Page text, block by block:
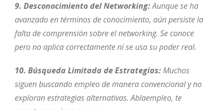
9. Desconocimiento del Networking:Aunque se ha
avanzado en términos de conocimiento, aún persiste la
falta de comprensión sobre el networking. Se conoce
pero no aplica correctamente ni se usa su poder real.
10. Búsqueda Limitada de Estrategias:Muchos
siguen buscando empleo de manera convencional y no
exploran estrategias alternativas. Ablaempleo, te